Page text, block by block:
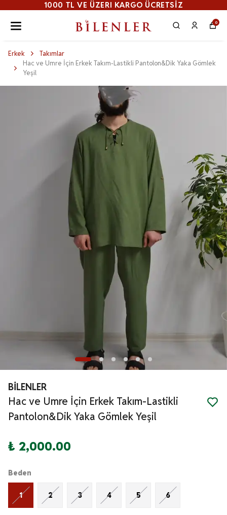
1000 TL VE ÜZERI KARGO ÜCRETSİZ
0
Erkek
Takımlar
Hac ve Umre İçin Erkek Takım-Lastikli Pantolon&Dik Yaka Gömlek
Yeşil
BİLENLER
Hac ve Umre İçin Erkek Takım-Lastikli
Pantolon&Dik Yaka Gömlek Yeşil
₺ 2,000.00
Beden
1 2 3 4 5 6